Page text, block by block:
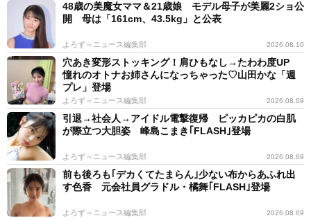
48歳の美魔女ママ＆21歳娘 モデル母子が美麗2ショ公
開 母は「161cm、43.5kg」と公表
よろず～ニュース編集部 2026.08.10
穴あき変形ストッキング！肩ひもなし→たわわ度UP
憧れのオトナお姉さんになっちゃった♡山田かな「週
プレ」登場
よろず～ニュース編集部 2026.08.09
引退→社会人→アイドル電撃復帰 ピッカピカの白肌
が際立つ大胆姿 峰島こまき｢FLASH｣登場
よろず～ニュース編集部 2026.08.09
前も後ろも｢デカくてたまらん｣少ない布からあふれ出
す色香 元会社員グラドル・橘舞｢FLASH｣登場
よろず～ニュース編集部 2026.08.09